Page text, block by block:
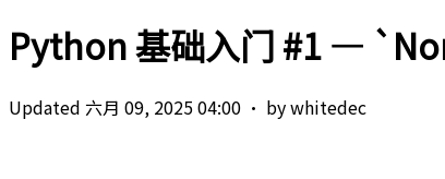
Python 基础入门 #1 —
Updated 六月 09, 2025 04:00 · by whitedec